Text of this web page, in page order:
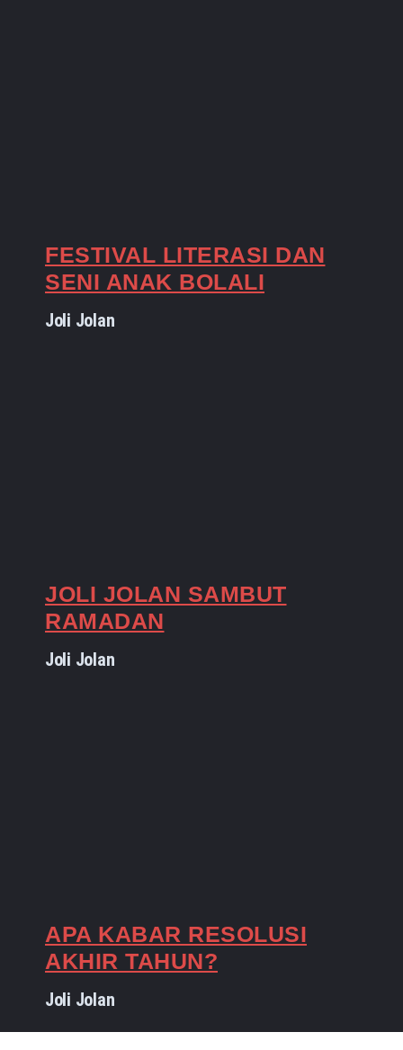
FESTIVAL LITERASI DAN
SENI ANAK BOLALI
Joli Jolan
JOLI JOLAN SAMBUT
RAMADAN
Joli Jolan
APA KABAR RESOLUSI
AKHIR TAHUN?
Joli Jolan